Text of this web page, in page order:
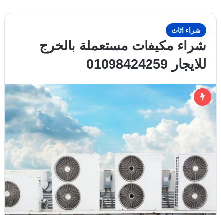
شراء اثاث
شراء مكيفات مستعملة بالخرج
للايجار 01098424259